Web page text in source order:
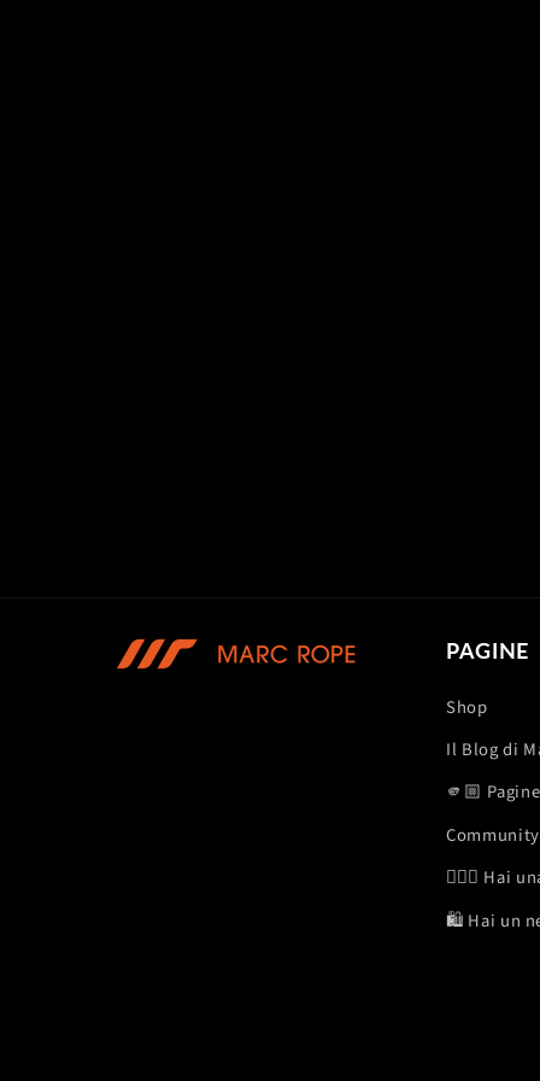
PAGINE
Shop
Il Blog di
🫵🏼
Community
🏋🏽‍♂️ Hai
🛍️ Hai un